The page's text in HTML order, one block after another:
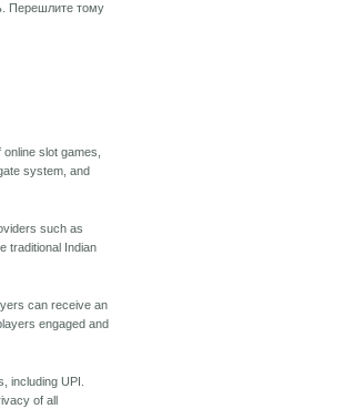
Перешлите тому
slot games,
system, and
such as
traditional Indian
can receive an
engaged and
including UPI.
of all